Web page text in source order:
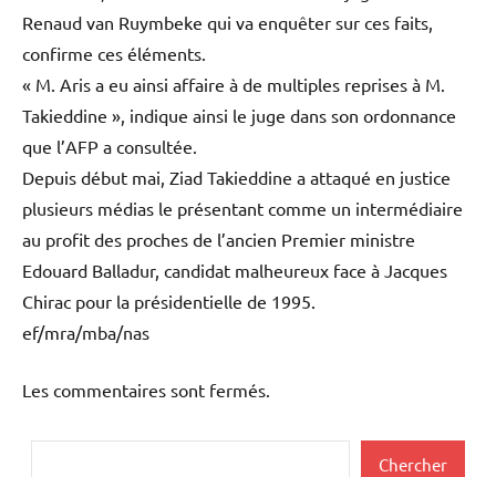
Renaud van Ruymbeke qui va enquêter sur ces faits,
confirme ces éléments.
« M. Aris a eu ainsi affaire à de multiples reprises à M.
Takieddine », indique ainsi le juge dans son ordonnance
que l’AFP a consultée.
Depuis début mai, Ziad Takieddine a attaqué en justice
plusieurs médias le présentant comme un intermédiaire
au profit des proches de l’ancien Premier ministre
Edouard Balladur, candidat malheureux face à Jacques
Chirac pour la présidentielle de 1995.
ef/mra/mba/nas
Les commentaires sont fermés.
Chercher